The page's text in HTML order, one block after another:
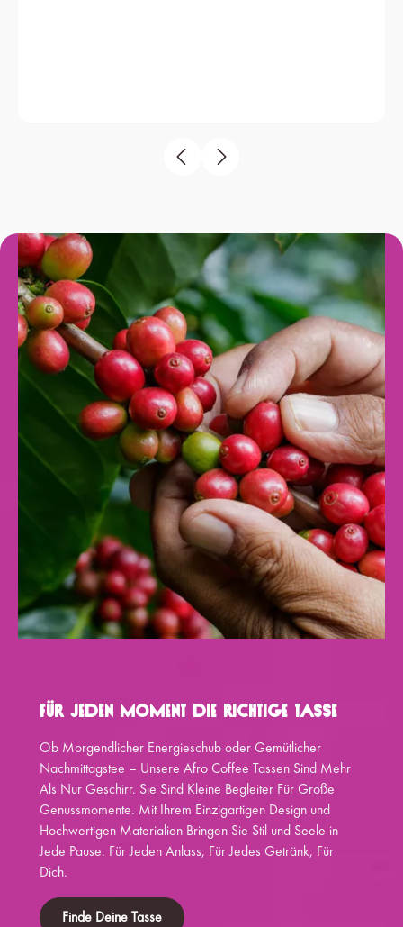
Für Jeden Moment Die Richtige Tasse
Ob Morgendlicher Energieschub oder Gemütlicher
Nachmittagstee – Unsere Afro Coffee Tassen Sind Mehr
Als Nur Geschirr. Sie Sind Kleine Begleiter Für Große
Genussmomente. Mit Ihrem Einzigartigen Design und
Hochwertigen Materialien Bringen Sie Stil und Seele in
Jede Pause. Für Jeden Anlass, Für Jedes Getränk, Für
Dich.
Finde Deine Tasse